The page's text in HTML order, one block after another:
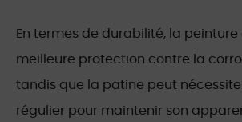
En termes de durabilité, la peinture
meilleure protection contre la
tandis que la patine peut
régulier pour maintenir son